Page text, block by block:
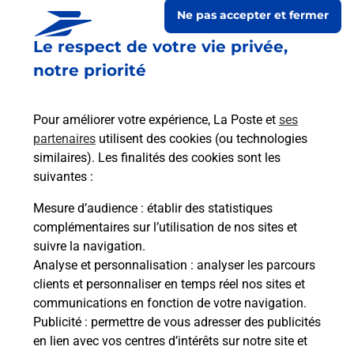
Le respect de votre vie privée,
notre priorité
Pour améliorer votre expérience, La Poste et ses
partenaires utilisent des cookies (ou technologies
similaires). Les finalités des cookies sont les
suivantes :
Mesure d’audience : établir des statistiques
complémentaires sur l’utilisation de nos sites et
suivre la navigation.
Analyse et personnalisation : analyser les parcours
clients et personnaliser en temps réel nos sites et
communications en fonction de votre navigation.
Publicité : permettre de vous adresser des publicités
en lien avec vos centres d’intérêts sur notre site et
Ne pas accepter et fermer
Collecte du courrier aujourd'hui à 09h00
Le Bourg
36310 Bonneuil
Itinéraire
Le lien s'ouvre dans un nouvel onglet